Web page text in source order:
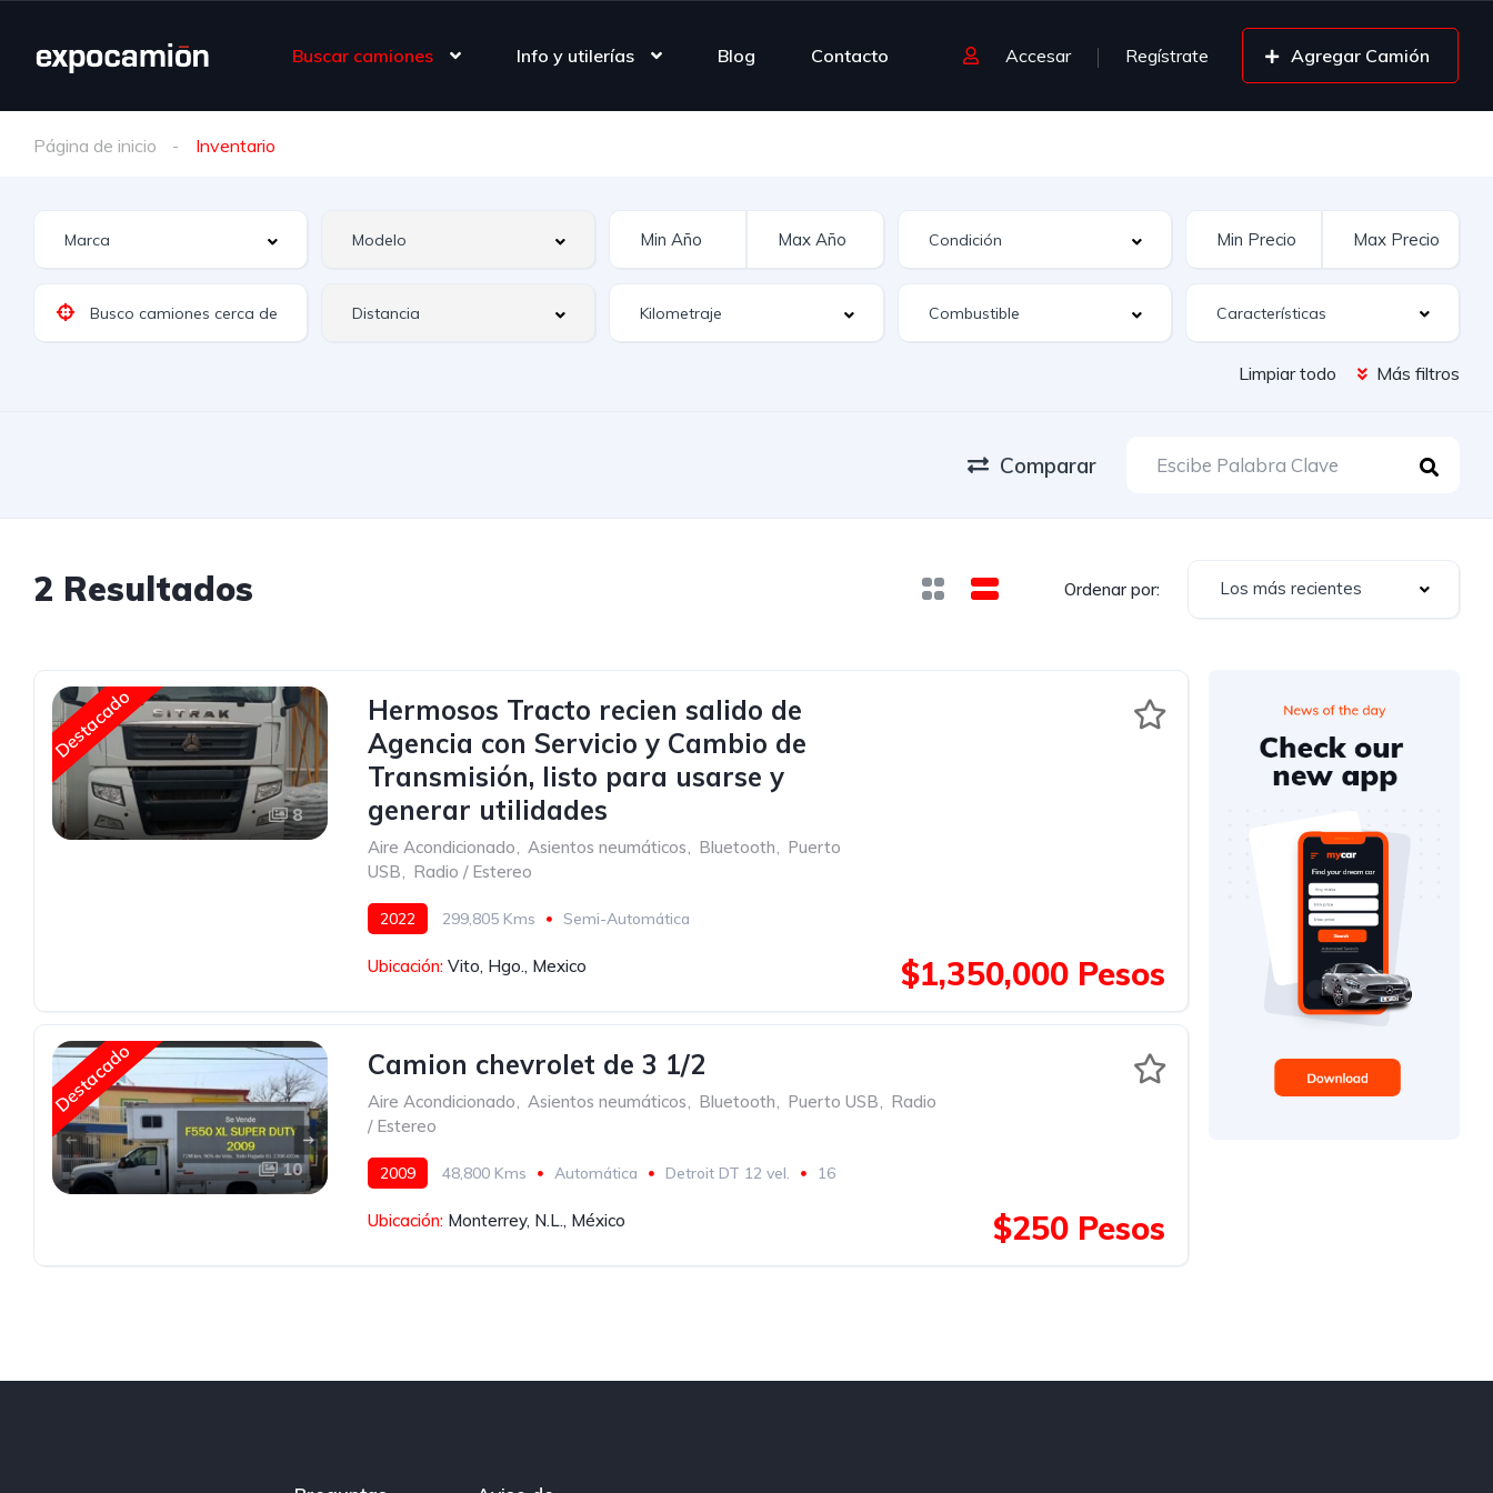
Buscar camiones Info y utilerías Blog Contacto Accesar Regístrate Agregar Camión
Página de inicio Inventario
Características
Limpiar todo Más filtros
Comparar
2 Resultados Ordenar por: Los más recientes
Destacado
8
Hermosos Tracto recien salido de
Agencia con Servicio y Cambio de
Transmisión, listo para usarse y
generar utilidades
Aire Acondicionado, Asientos neumáticos, Bluetooth, Puerto
USB, Radio / Estereo
2022 299,805 Kms
Semi-Automática
Espejos de amplitud
Aire Acondicionado
Asientos neumáticos
Bluetooth
Ubicación: Vito, Hgo., Mexico $1,350,000 Pesos
Destacado
10
Camion chevrolet de 3 1/2
Aire Acondicionado, Asientos neumáticos, Bluetooth, Puerto USB, Radio
/ Estereo
2009 48,800 Kms Automática Detroit DT 12 vel.
16
Asientos neumáticos
Radio / Estereo
Blanco
Ubicación: Monterrey, N.L., México $250 Pesos